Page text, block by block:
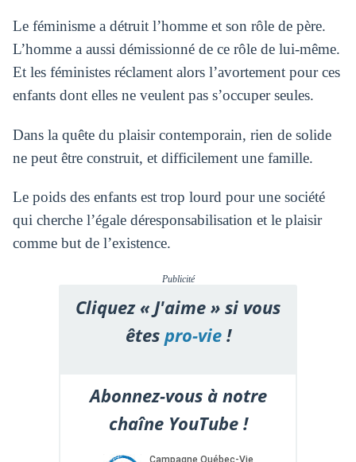
Le féminisme a détruit l’homme et son rôle de père.
L’homme a aussi démissionné de ce rôle de lui-même.
Et les féministes réclament alors l’avortement pour ces
enfants dont elles ne veulent pas s’occuper seules.
Dans la quête du plaisir contemporain, rien de solide
ne peut être construit, et difficilement une famille.
Le poids des enfants est trop lourd pour une société
qui cherche l’égale déresponsabilisation et le plaisir
comme but de l’existence.
Publicité
Cliquez « J'aime » si vous
êtespro-vie!
Abonnez-vous à notre
chaîne YouTube !